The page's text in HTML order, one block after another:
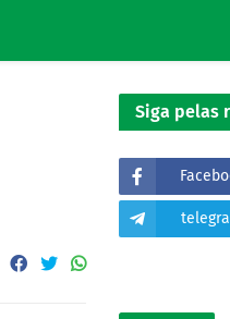
Siga pelas